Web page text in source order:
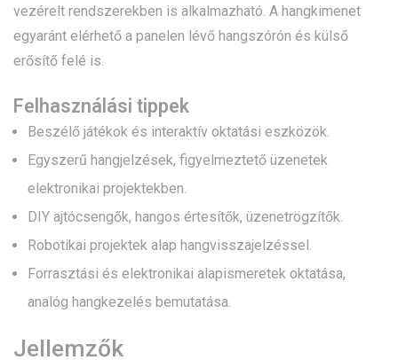
vezérelt rendszerekben is alkalmazható. A hangkimenet
egyaránt elérhető a panelen lévő hangszórón és külső
erősítő felé is.
Felhasználási tippek
Beszélő játékok és interaktív oktatási eszközök.
Egyszerű hangjelzések, figyelmeztető üzenetek
elektronikai projektekben.
DIY ajtócsengők, hangos értesítők, üzenetrögzítők.
Robotikai projektek alap hangvisszajelzéssel.
Forrasztási és elektronikai alapismeretek oktatása,
analóg hangkezelés bemutatása.
Jellemzők